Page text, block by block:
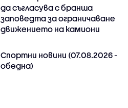
да съгласува с бранша
заповедта за ограничаване
движението на камиони
Спортни новини (07.08.2026 -
обедна)